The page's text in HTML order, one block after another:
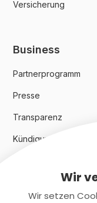
Versicherung
Business
Partnerprogramm
Presse
Transparenz
Kündigungsindex
Rechtliches
Wir
Wir setzen